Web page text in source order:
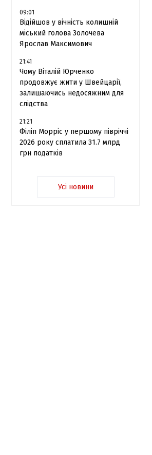
09:01
Відійшов у вічність колишній
міський голова Золочева
Ярослав Максимович
21:41
Чому Віталій Юрченко
продовжує жити у Швейцарії,
залишаючись недосяжним для
слідства
21:21
Філіп Морріс у першому півріччі
2026 року сплатила 31.7 млрд
грн податків
Усі новини